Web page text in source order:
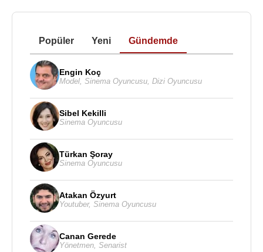
Popüler Yeni Gündemde
Engin Koç
Model Sinema Oyuncusu Dizi Oyuncusu
Sibel Kekilli
Sinema Oyuncusu
Türkan Şoray
Sinema Oyuncusu
Atakan Özyurt
Youtuber, Sinema Oyuncusu
Canan Gerede
Yönetmen Senarist